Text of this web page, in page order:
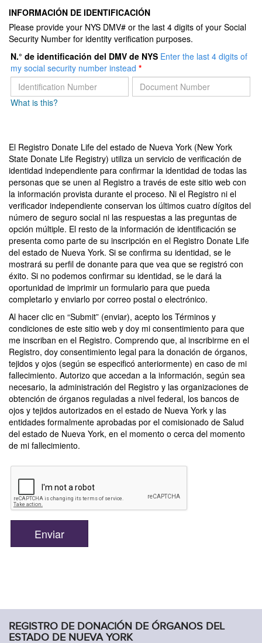
REGISTRO DE DONACIÓN DE ÓRGANOS DEL
ESTADO DE NUEVA YORK